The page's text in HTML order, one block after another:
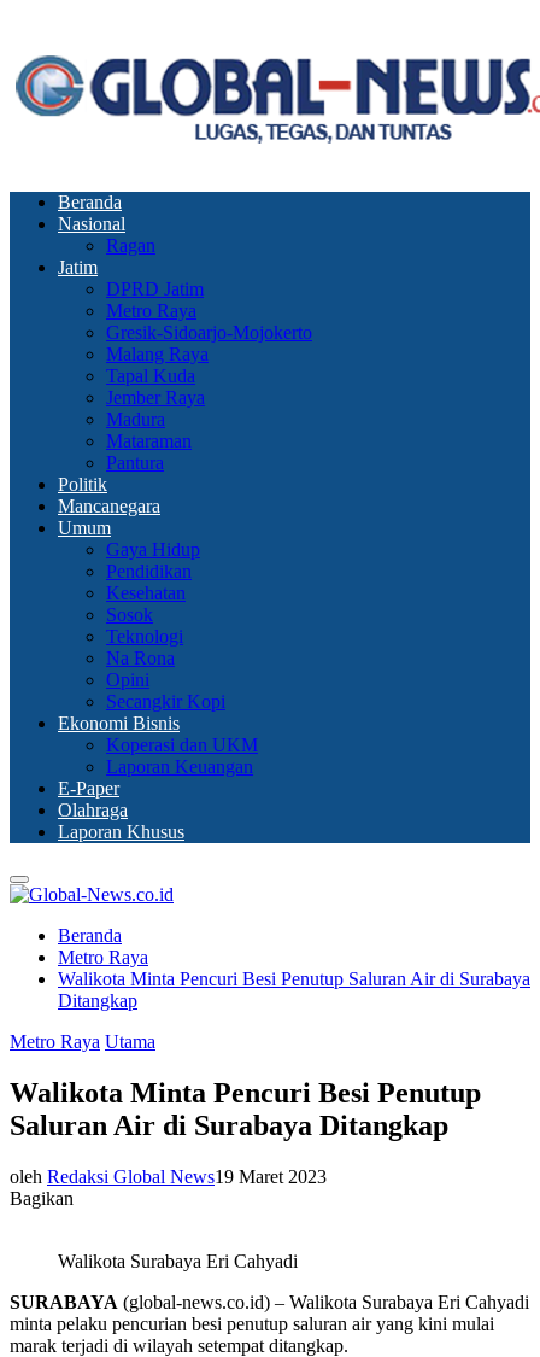
Beranda
Nasional
Ragan
Jatim
DPRD Jatim
Metro Raya
Gresik-Sidoarjo-Mojokerto
Malang Raya
Tapal Kuda
Jember Raya
Madura
Mataraman
Pantura
Politik
Mancanegara
Umum
Gaya Hidup
Pendidikan
Kesehatan
Sosok
Teknologi
Na Rona
Opini
Secangkir Kopi
Ekonomi Bisnis
Koperasi dan UKM
Laporan Keuangan
E-Paper
Olahraga
Laporan Khusus
Primary
Menu
Beranda
Metro Raya
Walikota Minta Pencuri Besi Penutup Saluran Air di Surabaya
Ditangkap
Metro Raya Utama
Walikota Minta Pencuri Besi Penutup
Saluran Air di Surabaya Ditangkap
oleh Redaksi Global News19 Maret 2023
Bagikan
Walikota Surabaya Eri Cahyadi
SURABAYA (global-news.co.id) – Walikota Surabaya Eri Cahyadi
minta pelaku pencurian besi penutup saluran air yang kini mulai
marak terjadi di wilayah setempat ditangkap.